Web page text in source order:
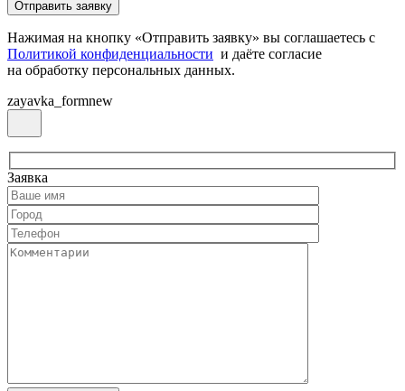
Нажимая на кнопку «Отправить заявку» вы соглашаетесь с
Политикой конфиденциальности и даёте согласие
на обработку персональных данных.
zayavka_formnew
Заявка